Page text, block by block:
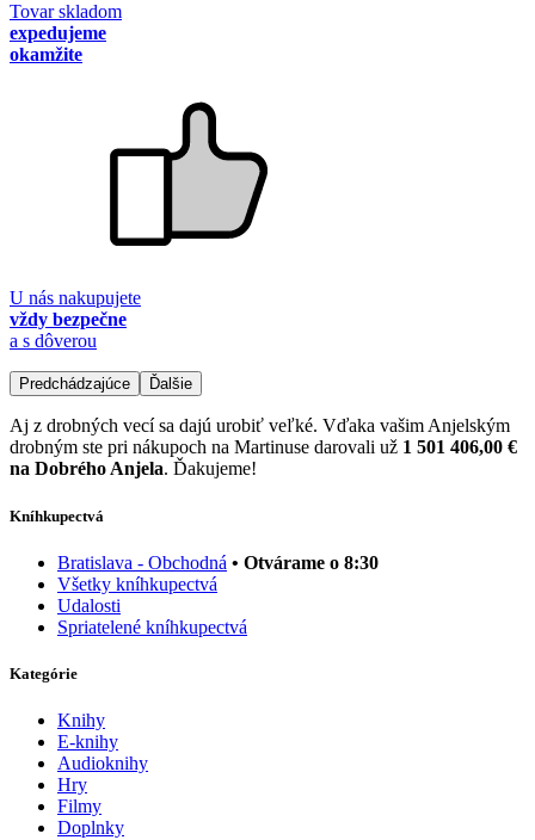
Tovar skladom
expedujeme
okamžite
U nás nakupujete
vždy bezpečne
a s dôverou
Predchádzajúce Ďalšie
Aj z drobných vecí sa dajú urobiť veľké. Vďaka vašim Anjelským
drobným ste pri nákupoch na Martinuse darovali už 1 501 406,00 €
na Dobrého Anjela. Ďakujeme!
Kníhkupectvá
Bratislava - Obchodná • Otvárame o 8:30
Všetky kníhkupectvá
Udalosti
Spriatelené kníhkupectvá
Kategórie
Knihy
E-knihy
Audioknihy
Hry
Filmy
Doplnky